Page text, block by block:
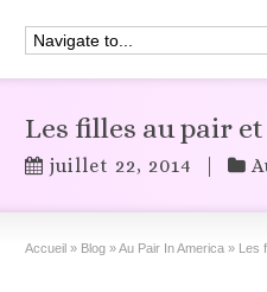
Les filles au pair
juillet 22, 2014
Accueil » Blog »Au Pair In America » Les